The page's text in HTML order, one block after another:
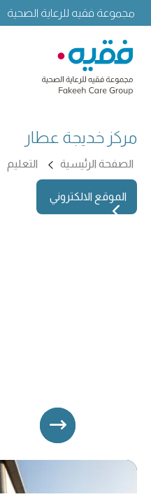
مجموعة فقيه للرعاية الصحية
مركز خديجة عطار
الصفحة الرئيسية التعليم
الموقع الالكتروني